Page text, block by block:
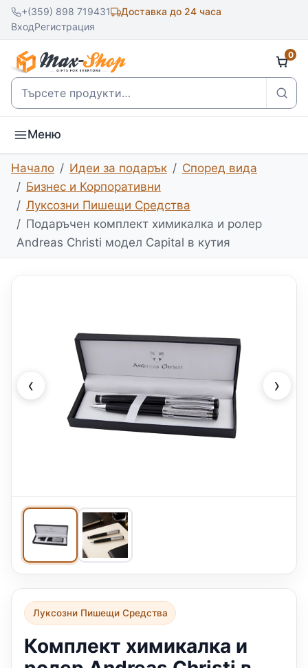
+(359) 898 719431
Доставка до 24 часа
ВходРегистрация
Търсене
0
Меню
Начало Идеи за подарък
Според вида
Бизнес и Корпоративни
Луксозни Пишещи Средства
Подаръчен комплект химикалка и ролер
Andreas Christi модел Capital в кутия
‹ ›
Луксозни Пишещи Средства
Комплект химикалка и